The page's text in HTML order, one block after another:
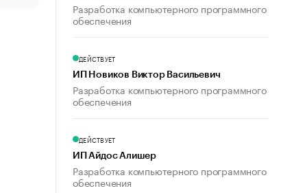
Разработка компьютерного программного
обеспечения
ДЕЙСТВУЕТ
ИП Новиков Виктор Васильевич
Разработка компьютерного программного
обеспечения
ДЕЙСТВУЕТ
ИП Айдос Алишер
Разработка компьютерного программного
обеспечения